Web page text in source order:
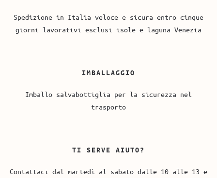
Spedizione in Italia veloce e sicura entro cinque
giorni lavorativi esclusi isole e laguna Venezia
IMBALLAGGIO
Imballo salvabottiglia per la sicurezza nel
trasporto
TI SERVE AIUTO?
Contattaci dal martedì al sabato dalle 10 alle 13 e